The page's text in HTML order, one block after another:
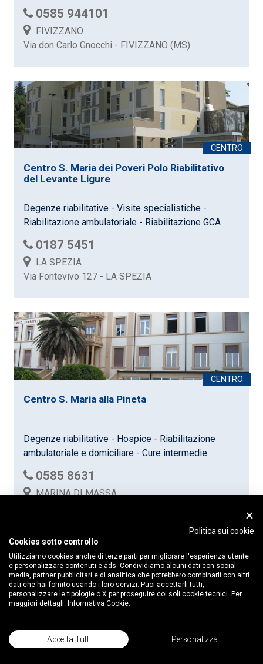
0585 944101
FIVIZZANO
Via don Carlo Gnocchi - FIVIZZANO (MS)
Centro S. Maria dei Poveri Polo Riabilitativo
del Levante Ligure
Degenze riabilitative - Visite specialistiche -
Riabilitazione ambulatoriale - Riabilitazione GCA
0187 5451
LA SPEZIA
Via Fontevivo 127 - LA SPEZIA
Centro S. Maria alla Pineta
Degenze riabilitative - Hospice - Riabilitazione
ambulatoriale e domiciliare - Cure intermedie
0585 8631
MARINA DI MASSA
IRCCS Don Carlo Gnocchi
Politica sui cookie
Cookies sotto controllo
Utilizziamo cookies anche di terze parti per migliorare l'esperienza utente
e personalizzare contenuti e ads. Condividiamo alcuni dati con social
media, partner pubblicitari e di analitica che potrebbero combinarli con altri
dati che hai fornito usando i loro servizi. Puoi accettarli tutti,
personalizzare le tipologie o X per proseguire coi soli cookie tecnici. Per
maggiori dettagli: Informativa Cookie.
Accetta Tutti Personalizza